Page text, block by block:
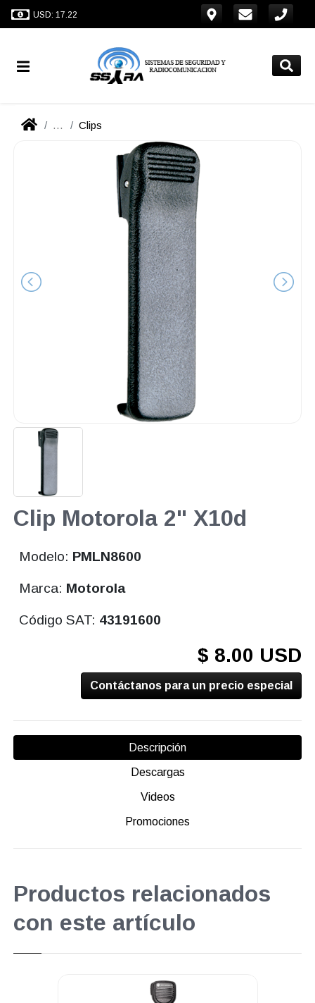
USD: 17.22
... Clips
Clip Motorola 2" X10d
Modelo: PMLN8600
Marca: Motorola
Código SAT: 43191600
$ 8.00 USD
Contáctanos para un precio especial
Descripción
Descargas
Videos
Promociones
Productos relacionados
con este artículo